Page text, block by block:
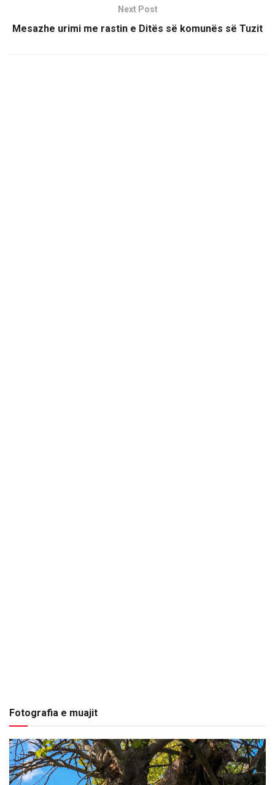
Next Post
Mesazhe urimi me rastin e Ditës së komunës së Tuzit
Fotografia e muajit